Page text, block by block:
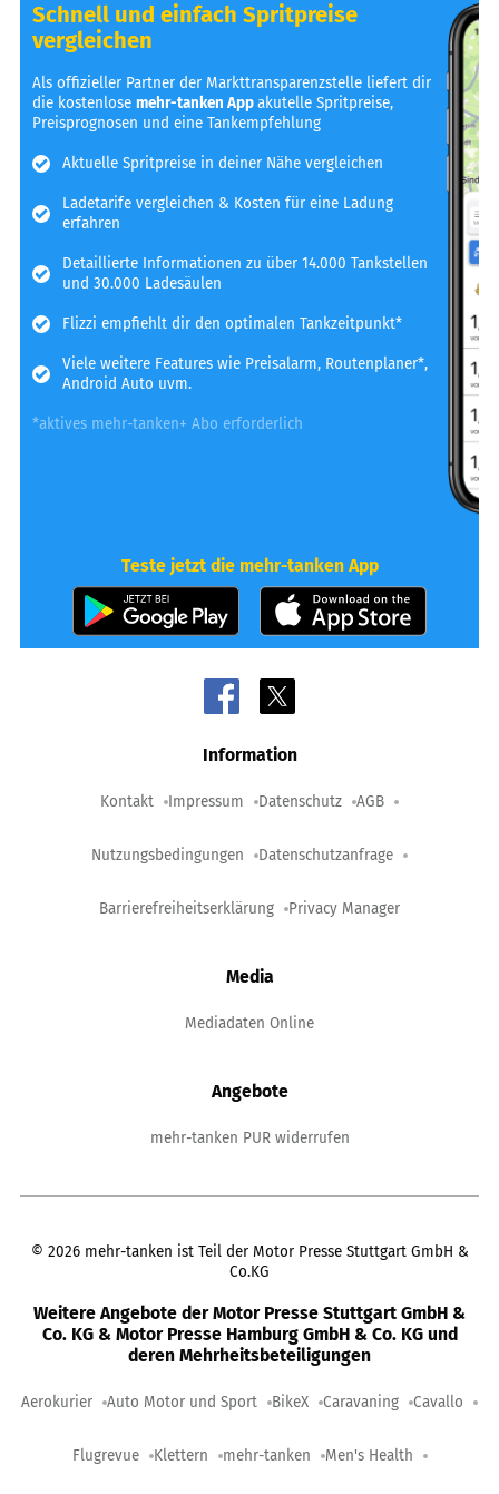
Schnell und einfach Spritpreise
vergleichen
Als offizieller Partner der Markttransparenzstelle liefert dir
die kostenlosemehr-tanken Appakutelle Spritpreise,
Preisprognosen und eine Tankempfehlung
Aktuelle Spritpreise in deiner Nähe vergleichen
Ladetarife vergleichen & Kosten für eine Ladung
erfahren
Detaillierte Informationen zu über 14.000 Tankstellen
und 30.000 Ladesäulen
Flizzi empfiehlt dir den optimalen Tankzeitpunkt*
Viele weitere Features wie Preisalarm, Routenplaner*,
Android Auto uvm.
*aktives mehr-tanken+ Abo erforderlich
Teste jetzt die mehr-tanken App
Information
Kontakt Impressum Datenschutz AGB
Nutzungsbedingungen Datenschutzanfrage
Barrierefreiheitserklärung Privacy Manager
Media
Mediadaten Online
Angebote
mehr-tanken PUR widerrufen
© 2026 mehr-tanken ist Teil der Motor Presse Stuttgart GmbH &
Co.KG
Weitere Angebote der Motor Presse Stuttgart GmbH &
Co. KG & Motor Presse Hamburg GmbH & Co. KG und
deren Mehrheitsbeteiligungen
Aerokurier Auto Motor und Sport BikeX Caravaning Cavallo
Flugrevue Klettern mehr-tanken Men's Health